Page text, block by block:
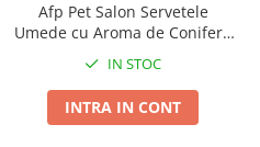
Antiparazitare
Afp Pet Salon Servetele
Umede cu Aroma de Conifere
IN STOC
INTRA IN CONT